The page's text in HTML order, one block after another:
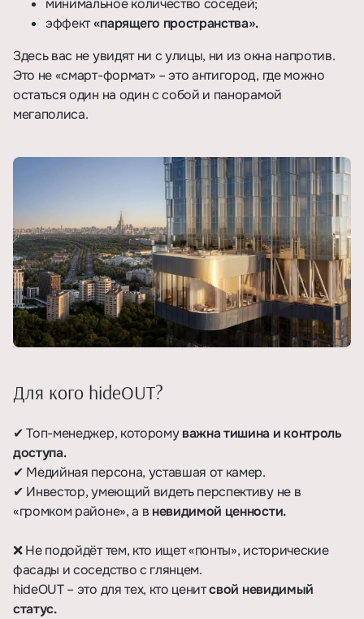
минимальное количество соседей;
эффект«парящего пространства».
Здесь вас не увидят ни с улицы, ни из окна напротив.
Это не «смарт-формат» – это антигород, где можно
остаться один на один с собой и панорамой
мегаполиса.
Для кого hideOUT?
✔ Топ-менеджер, которомуважна тишина и контроль
доступа.
✔ Медийная персона, уставшая от камер.
✔ Инвестор, умеющий видеть перспективу не в
«громком районе», а в невидимой ценности.
❌ Не подойдёт тем, кто ищет «понты», исторические
фасады и соседство с глянцем.
hideOUT – это для тех, кто ценитсвой невидимый
статус.